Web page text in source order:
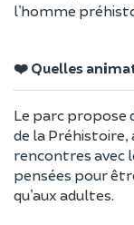
l’homme
❤️ Quelles
Le parc propose
de la
rencontres avec
pensées pour
qu’aux adultes.